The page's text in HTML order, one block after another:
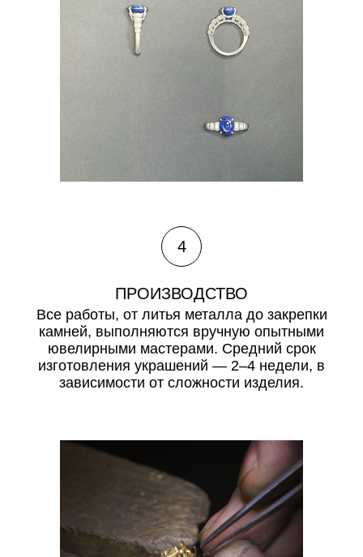
4
ПРОИЗВОДСТВО
Все работы, от литья металла до закрепки
камней, выполняются вручную опытными
ювелирными мастерами. Средний срок
изготовления украшений — 2–4 недели, в
зависимости от сложности изделия.